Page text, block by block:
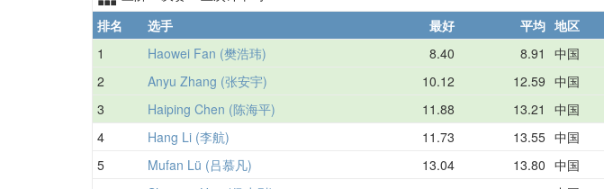
排名
选手 最好 平均 地区
1
Haowei Fan (樊浩玮) 8.40 8.91 中国
2 Anyu Zhang (张安宇) 10.12 12.59 中国
3 Haiping Chen (陈海平) 11.88 13.21 中国
4 Hang Li (李航) 11.73 13.55 中国
5 Mufan Lü (吕慕凡) 13.04 13.80 中国